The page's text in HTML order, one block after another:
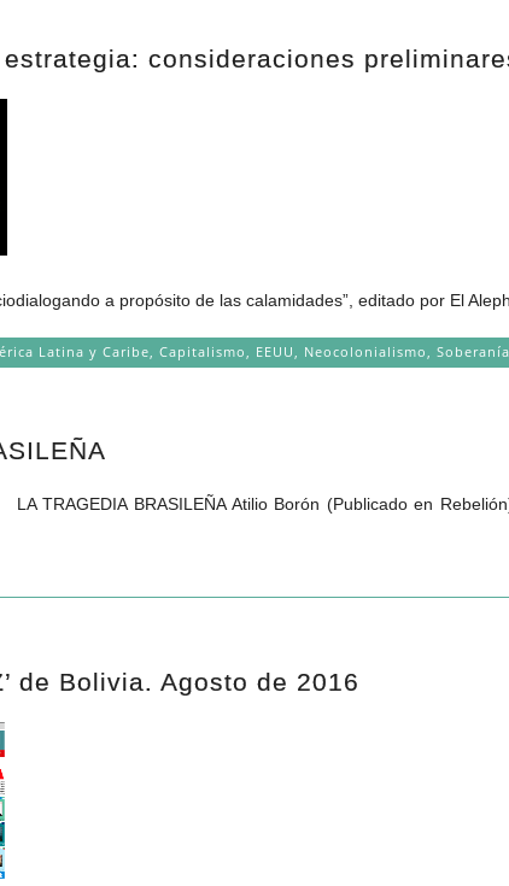
consideraciones
a propósito de las calamidades”, editado por El
Latina y Caribe,Capitalismo, EEUU, Neocolonialismo,
Atilio Borón (Publicado en Rebelión) Una
de Bolivia. Agosto de 2016